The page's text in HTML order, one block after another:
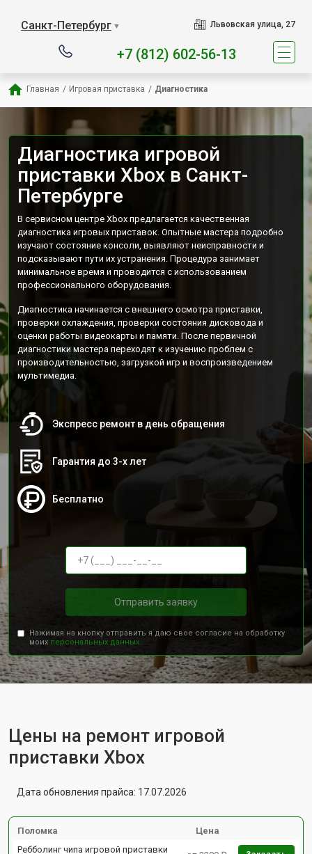
Санкт-Петербург ▼ Львовская улица, 27
+7 (812) 602-56-13
Главная / Игровая приставка / Диагностика
Диагностика игровой
приставки Xbox в Санкт-
Петербурге
В сервисном центре Xbox предлагается качественная
диагностика игровых приставок. Опытные мастера подробно
изучают состояние консоли, выявляют неисправности и
подсказывают пути их устранения. Процедура занимает
минимальное время и проводится с использованием
профессионального оборудования.
Диагностика начинается с внешнего осмотра приставки,
проверки охлаждения, проверки состояния дисковода и
оценки работы видеокарты и памяти. После первичной
диагностики мастера переходят к изучению проблем с
производительностью, загрузкой игр и воспроизведением
мультимедиа.
Экспресс ремонт в день обращения
Гарантия до 3-х лет
Бесплатно
Отправить заявку
Нажимая на кнопку отправить я даю свое согласие на обработку
моих персональных данных.
Цены на ремонт игровой
приставки Xbox
Дата обновления прайса: 17.07.2026
Поломка
Цена
Ребболинг чипа игровой приставки